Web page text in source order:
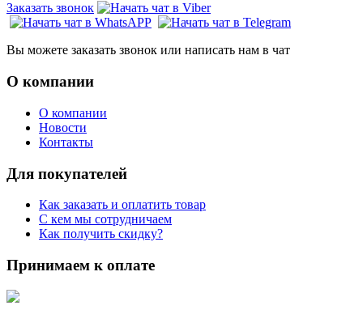
Заказать звонок
Вы можете заказать звонок или написать нам в чат
О компании
О компании
Новости
Контакты
Для покупателей
Как заказать и оплатить товар
С кем мы сотрудничаем
Как получить скидку?
Принимаем к оплате